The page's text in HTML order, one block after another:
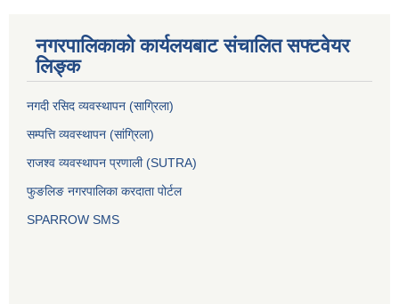
नगरपालिकाको कार्यलयबाट संचालित सफ्टवेयर
लिङ्क
नगदी रसिद व्यवस्थापन (साग्रिला)
सम्पत्ति व्यवस्थापन (सांग्रिला)
राजश्व व्यवस्थापन प्रणाली (SUTRA)
फुङलिङ नगरपालिका करदाता पोर्टल
SPARROW SMS